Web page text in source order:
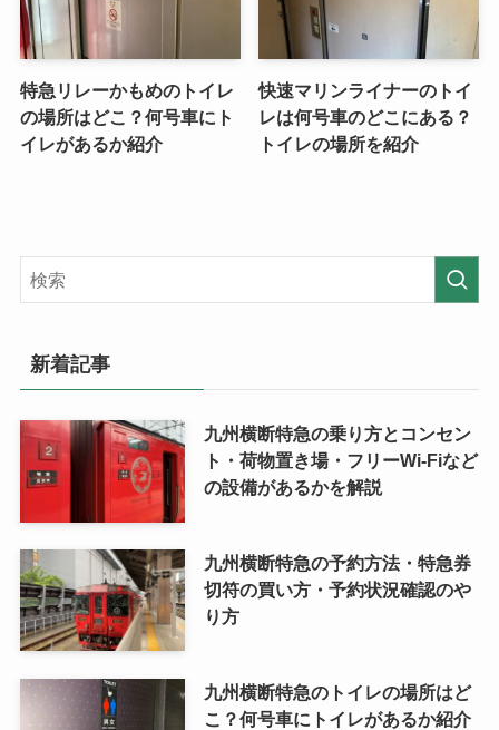
特急リレーかもめのトイレ
の場所はどこ？何号車にト
イレがあるか紹介
快速マリンライナーのトイ
レは何号車のどこにある？
トイレの場所を紹介
新着記事
九州横断特急の乗り方とコンセン
ト・荷物置き場・フリーWi-Fiなど
の設備があるかを解説
九州横断特急の予約方法・特急券
切符の買い方・予約状況確認のや
り方
九州横断特急のトイレの場所はど
こ？何号車にトイレがあるか紹介